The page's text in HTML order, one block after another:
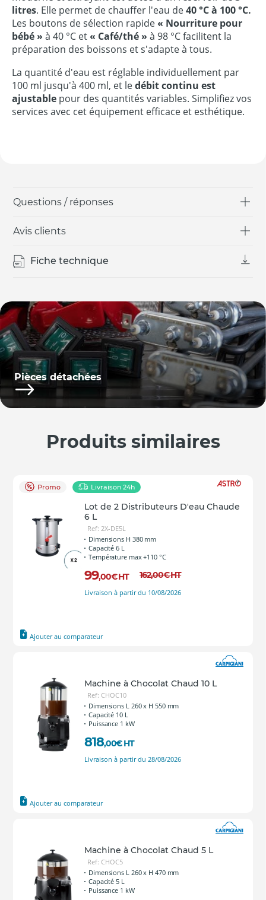
Questions / réponses
Avis clients
Fiche technique
Pièces détachées
litres. Elle permet de chauffer l'eau de40 °C à 100 °C.
Les boutons de sélection rapide« Nourriture pour
bébé » à 40 °C et« Café/thé » à 98 °C facilitent la
préparation des boissons et s'adapte à tous.
La quantité d'eau est réglable individuellement par
100 ml jusqu'à 400 ml, et ledébit continu est
ajustable pour des quantités variables. Simplifiez vos
services avec cet équipement efficace et esthétique.
Produits similaires
Promo Livraison 24h
Lot de 2 Distributeurs D'eau Chaude
6 L
Ref: 2X-DE5L
Dimensions H 380 mm
Capacité 6 L
Température max +110 °C
99,00€HT 162,00€HT
Livraison à partir du 10/08/2026
Ajouter au comparateur
Machine à Chocolat Chaud 10 L
Ref: CHOC10
Dimensions L 260 x H 550 mm
Capacité 10 L
Puissance 1 kW
818,00€ HT
Livraison à partir du 28/08/2026
Ajouter au comparateur
Machine à Chocolat Chaud 5 L
Ref: CHOC5
Dimensions L 260 x H 470 mm
Capacité 5 L
Puissance 1 kW